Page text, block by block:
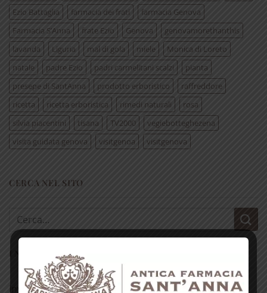
Ezio Battaglia
farmacia dei frati
farmacia Genova
Farmacia S’Anna
frate Ezio Genova
genovamorethanthis
lavanda
Liguria mal di gola miele
Monica di Loreto
natale
padre Ezio padri carmelitani scalzi
pianta
presepe di SantAnna
prodotto erboristico
raffreddore
ricetta
ricetta erboristica rimedi naturali
rosa
silvia piacentini
tisana TV2000
vegiebotteghezena
visita guidata genova
visitgenoa visitgenova
CERCA NEL SITO
Cerca:
I NOSTRI REPARTI
Invito alla prova